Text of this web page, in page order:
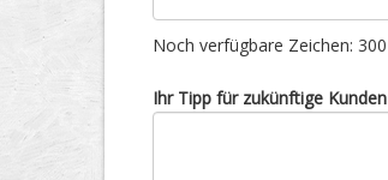
Noch verfügbare Zeichen: 300
Ihr Tipp für zukünftige Kunden